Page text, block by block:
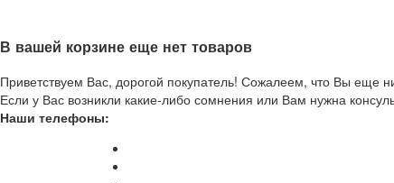
В вашей корзине еще нет товаров
Приветствуем Вас, дорогой покупатель! Сожалеем, что Вы еще
Если у Вас возникли какие-либо сомнения или Вам нужна
Наши телефоны: